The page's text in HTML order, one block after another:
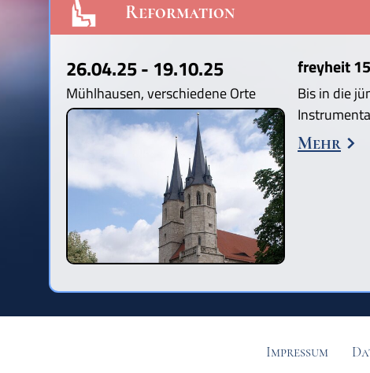
Reformation
26.04.25 - 19.10.25
Mühlhausen, verschiedene Orte
freyheit
Bis in die
Mehr
Impressum